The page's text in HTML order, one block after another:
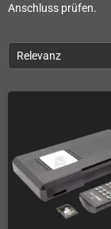
Anschluss prüfen.
Relevanz